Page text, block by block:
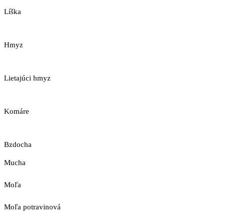
Líška
Hmyz
Lietajúci hmyz
Komáre
Bzdocha
Mucha
Moľa
Moľa potravinová